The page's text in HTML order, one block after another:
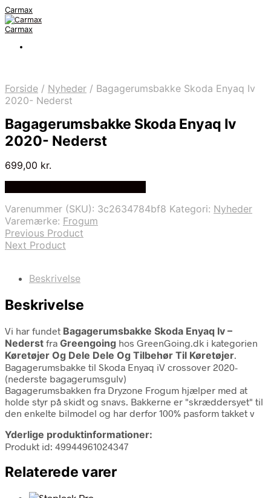
Carmax
Carmax
Forside / Nyheder / Bagagerumsbakke Skoda Enyaq Iv
2020- Nederst
Bagagerumsbakke Skoda Enyaq Iv
2020- Nederst
699,00 kr.
Varenummer (SKU): 3c2634784bf8 Kategori: Nyheder
Varemærke: Frogum
Previous Product
Next Product
Beskrivelse
Beskrivelse
Vi har fundet Bagagerumsbakke Skoda Enyaq Iv –
Nederst fra Greengoing hos GreenGoing.dk i kategorien
Køretøjer Og Dele Dele Og Tilbehør Til Køretøjer.
Bagagerumsbakke til Skoda Enyaq iV crossover 2020-
(nederste bagagerumsgulv)
Bagagerumsbakken fra Dryzone Frogum hjælper med at
holde styr på skidt og snavs. Bakkerne er "skræddersyet" til
den enkelte bilmodel og har derfor 100% pasform takket v
Yderlige produktinformationer:
Produkt id: 49944961024347
Relaterede varer